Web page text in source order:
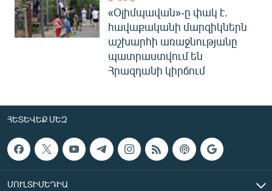
«Օլիմպավան»-ը փակ է.
հավաքականի մարզիկներն
աշխարհի առաջնությանը
պատրաստվում են
Հրազդանի կիրճում
ՀԵՏԵՎԵՔ ՄԵԶ
ՄՈՒԼՏԻՄԵԴԻԱ